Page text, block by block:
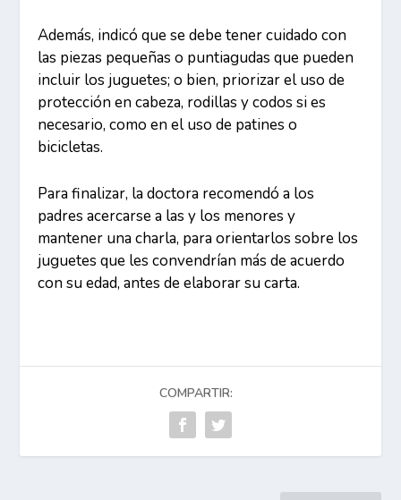
Además, indicó que se debe tener cuidado con
las piezas pequeñas o puntiagudas que pueden
incluir los juguetes; o bien, priorizar el uso de
protección en cabeza, rodillas y codos si es
necesario, como en el uso de patines o
bicicletas.
Para finalizar, la doctora recomendó a los
padres acercarse a las y los menores y
mantener una charla, para orientarlos sobre los
juguetes que les convendrían más de acuerdo
con su edad, antes de elaborar su carta.
COMPARTIR: